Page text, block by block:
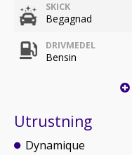
SKICK
Begagnad
DRIVMEDEL
Bensin
Utrustning
Dynamique